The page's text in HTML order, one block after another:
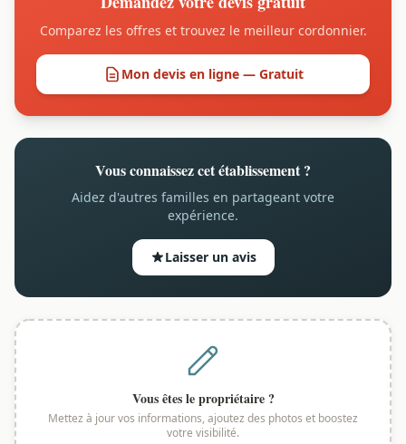
Comparez les offres et trouvez le meilleur cordonnier.
Mon devis en ligne — Gratuit
Vous connaissez cet établissement ?
Aidez d'autres familles en partageant votre
expérience.
Laisser un avis
Vous êtes le propriétaire ?
Mettez à jour vos informations, ajoutez des photos et boostez
votre visibilité.